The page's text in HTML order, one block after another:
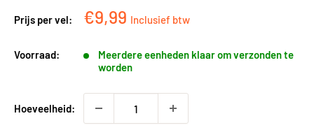
Prijs per vel: Kortingsprijs
€9,99 Inclusief btw
Voorraad:
Meerdere eenheden klaar om verzonden te
worden
Hoeveelheid: